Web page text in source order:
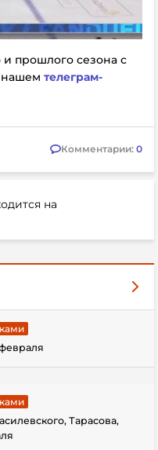
прошлого сезона с
нашем телеграм-
Комментарии: 0
на
Тарасова,